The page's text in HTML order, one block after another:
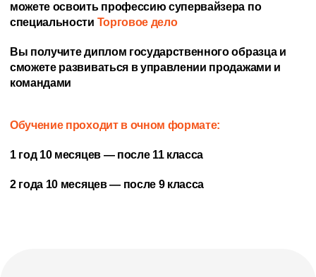
можете освоить профессию супервайзера по
специальности Торговое дело
Вы получите диплом государственного образца и
сможете развиваться в управлении продажами и
командами
Обучение проходит в очном формате:
1 год 10 месяцев — после 11 класса
2 года 10 месяцев — после 9 класса